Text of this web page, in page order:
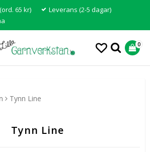
65 kr)
Leverans (2-5 dagar)
0
Tynn Line
Tynn Line